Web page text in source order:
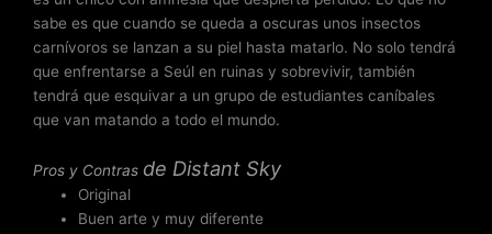
sabe es que cuando se queda a oscuras unos insectos
carnívoros se lanzan a su piel hasta matarlo. No solo tendrá
que enfrentarse a Seúl en ruinas y sobrevivir, también
tendrá que esquivar a un grupo de estudiantes caníbales
que van matando a todo el mundo.
Pros y Contras de Distant Sky
Original
Buen arte y muy diferente